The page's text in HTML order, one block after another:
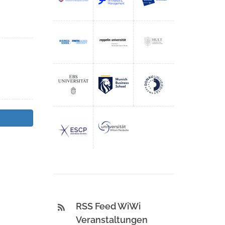
RSS Feed WiWi
Veranstaltungen